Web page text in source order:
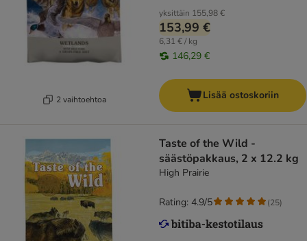
2 vaihtoehtoa
yksittäin 155,98 €
153,99 €
6,31 € / kg
146,29 €
Lisää ostoskoriin
Taste of the Wild -
säästöpakkaus, 2 x 12.2 kg
High Prairie
Rating: 4.9/5 (25)